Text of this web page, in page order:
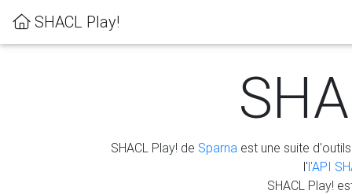
SHACL Play!
SHACL Play! de Sparna est une suite
l'l'API
SHACL Play!